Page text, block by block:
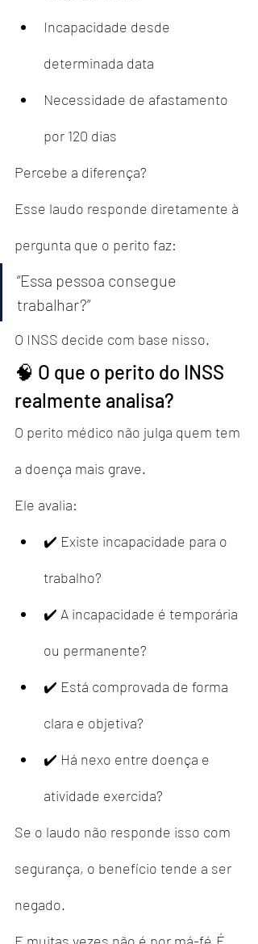
Incapacidade desde
determinada data
Necessidade de afastamento
por 120 dias
Percebe a diferença?
Esse laudo responde diretamente à
pergunta que o perito faz:
“Essa pessoa consegue
trabalhar?”
O INSS decide com base nisso.
🧠 O que o perito do INSS
realmente analisa?
O perito médico não julga quem tem
a doença mais grave.
Ele avalia:
✔️ Existe incapacidade para o
trabalho?
✔️ A incapacidade é temporária
ou permanente?
✔️ Está comprovada de forma
clara e objetiva?
✔️ Há nexo entre doença e
atividade exercida?
Se o laudo não responde isso com
segurança, o benefício tende a ser
negado.